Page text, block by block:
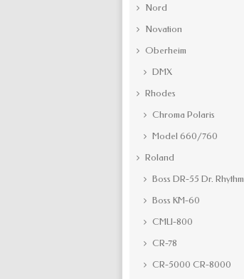
Nord
Novation
Oberheim
DMX
Rhodes
Chroma Polaris
Model 660/760
Roland
Boss DR-55 Dr. Rhythm
Boss KM-60
CMU-800
CR-78
CR-5000 CR-8000